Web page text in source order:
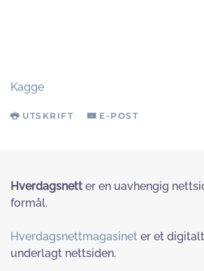
Kagge
UTSKRIFT E-POST
Hverdagsnett er en uavhengig
formål.
Hverdagsnettmagasinet er et
underlagt nettsiden.